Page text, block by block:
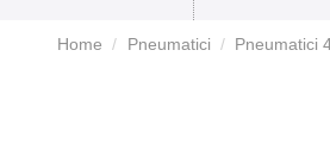
Home Pneumatici Pneumatici